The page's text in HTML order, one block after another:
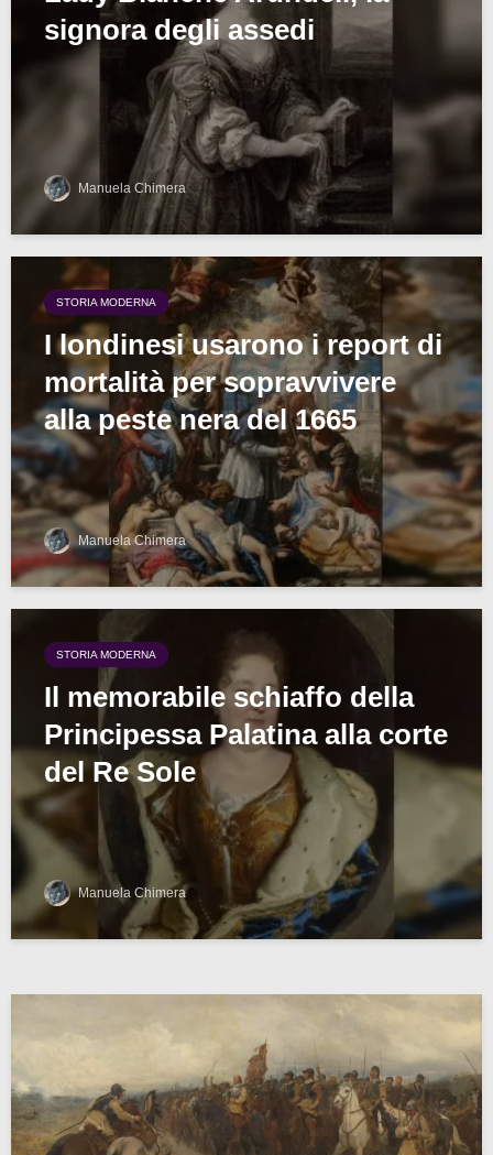
signora degli assedi
Manuela Chimera
STORIA MODERNA
I londinesi usarono i report di
mortalità per sopravvivere
alla peste nera del 1665
Manuela Chimera
STORIA MODERNA
Il memorabile schiaffo della
Principessa Palatina alla corte
del Re Sole
Manuela Chimera